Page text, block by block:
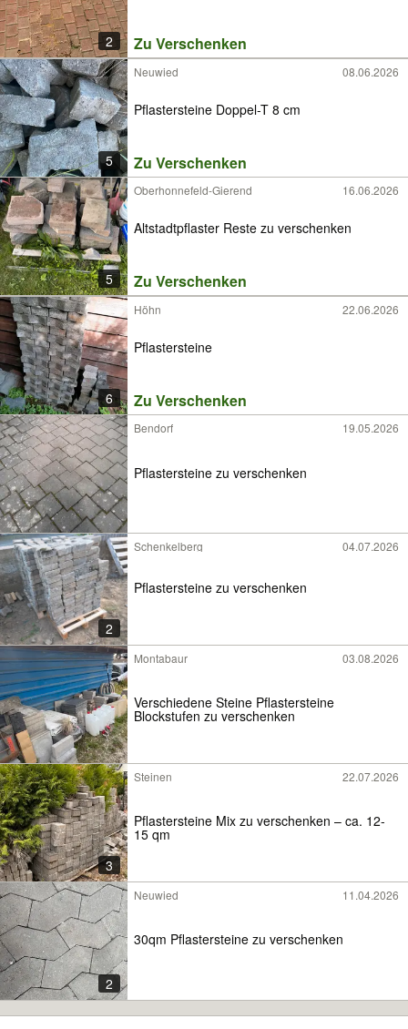
2 Zu Verschenken
5
Neuwied 08.06.2026
Pflastersteine Doppel-T 8 cm
Zu Verschenken
5
Oberhonnefeld-Gierend 16.06.2026
Altstadtpflaster Reste zu verschenken
Zu Verschenken
6
Höhn 22.06.2026
Pflastersteine
Zu Verschenken
Bendorf 19.05.2026
Pflastersteine zu verschenken
2
Schenkelberg 04.07.2026
Pflastersteine zu verschenken
Montabaur 03.08.2026
Verschiedene Steine Pflastersteine
Blockstufen zu verschenken
3
Steinen 22.07.2026
Pflastersteine Mix zu verschenken – ca. 12-
15 qm
2
Neuwied 11.04.2026
30qm Pflastersteine zu verschenken